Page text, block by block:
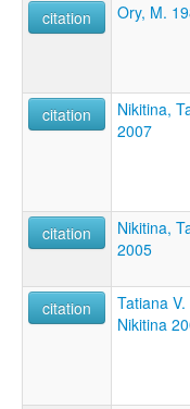
citation
Ory, M.
citation
Nikitina,
2007
citation
Nikitina,
2005
citation
Tatiana V.
Nikitina